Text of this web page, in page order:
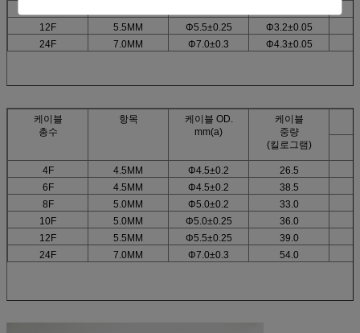
12F
5.5MM Φ5.5±0.25 Φ3.2±0.05
24F
7.0MM Φ7.0±0.3 Φ4.3±0.05
케이블
총수
항목
케이블 OD.
mm(a)
케이블
중량
(킬로그램)
4F 4.5MM Φ4.5±0.2
26.5
6F
4.5MM Φ4.5±0.2 38.5
8F
5.0MM Φ5.0±0.2 33.0
10F
5.0MM Φ5.0±0.25 36.0
12F
5.5MM Φ5.5±0.25 39.0
24F
7.0MM Φ7.0±0.3 54.0